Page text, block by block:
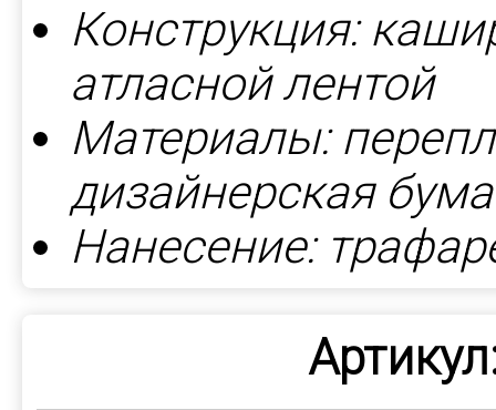
Конструкция:
атласной лентой
Материалы:
дизайнерская
Нанесение: